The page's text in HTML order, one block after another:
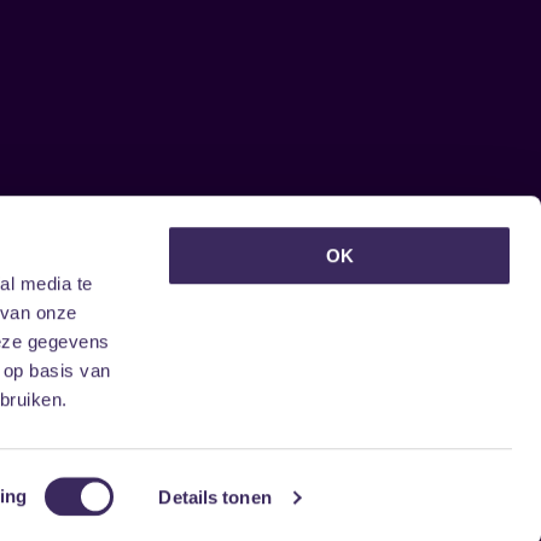
media te
onze
gegevens
basis van
Details tonen
OK
ontvangen?